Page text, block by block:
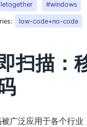
#windows
low-code+no-code
扫描：
广泛应用于各个行